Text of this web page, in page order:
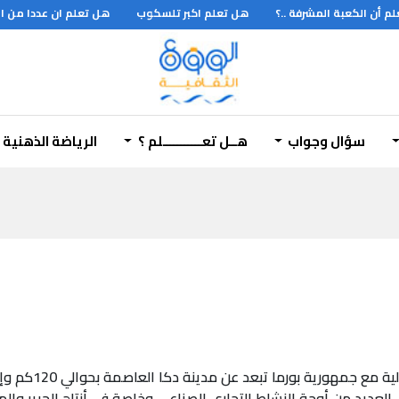
الكعبة المشرفة ..؟ هل تعلم اكبر تلسكوب هل تعلم ان عددا من
سؤال وجواب هــل تعـــــــــــلم ؟ الرياضة الذهنية
مدينة كبيرة